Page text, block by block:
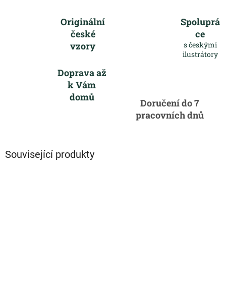
Originální
české
vzory
Spoluprá
ce
s českými
ilustrátory
Doprava až
k Vám
domů
Doručení do 7
pracovních dnů
Související produkty